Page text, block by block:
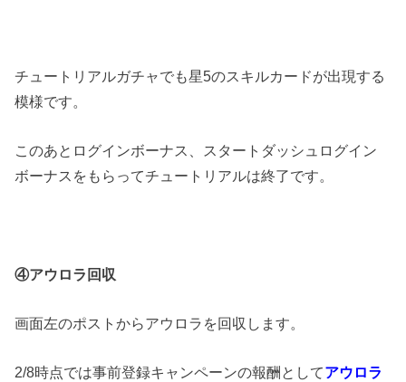
チュートリアルガチャでも星5のスキルカードが出現する
模様です。
このあとログインボーナス、スタートダッシュログイン
ボーナスをもらってチュートリアルは終了です。
④アウロラ回収
画面左のポストからアウロラを回収します。
2/8時点では事前登録キャンペーンの報酬としてアウロラ